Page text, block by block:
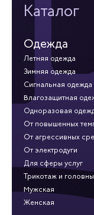
Каталог
Одежда
Летняя одежда
Зимняя одежда
Сигнальная одежда
Влагозащитная
Одноразовая
От повышенных
От агрессивных
От электродуги
Для сферы услуг
Трикотаж и
Мужская
Женская